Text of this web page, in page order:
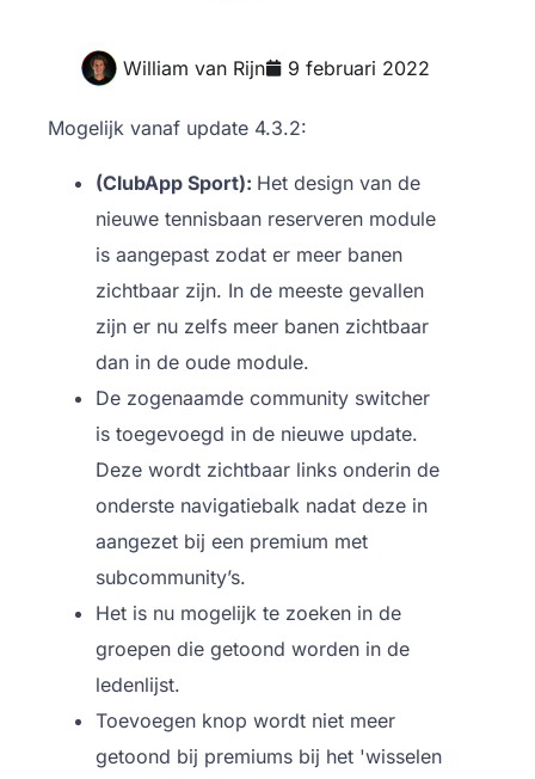
William van Rijn 9 februari 2022
Mogelijk vanaf update 4.3.2:
(ClubApp Sport): Het design van de
nieuwe tennisbaan reserveren module
is aangepast zodat er meer banen
zichtbaar zijn. In de meeste gevallen
zijn er nu zelfs meer banen zichtbaar
dan in de oude module.
De zogenaamde community switcher
is toegevoegd in de nieuwe update.
Deze wordt zichtbaar links onderin de
onderste navigatiebalk nadat deze in
aangezet bij een premium met
subcommunity’s.
Het is nu mogelijk te zoeken in de
groepen die getoond worden in de
ledenlijst.
Toevoegen knop wordt niet meer
getoond bij premiums bij het 'wisselen